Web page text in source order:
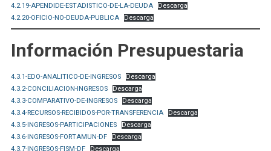
4.2.19-APENDIDE-ESTADISTICO-DE-LA-DEUDA
Descarga
4.2.20-OFICIO-NO-DEUDA-PUBLICA
Descarga
Información Presupuestaria
4.3.1-EDO-ANALITICO-DE-INGRESOS
Descarga
4.3.2-CONCILIACION-INGRESOS
Descarga
4.3.3-COMPARATIVO-DE-INGRESOS
Descarga
4.3.4-RECURSOS-RECIBIDOS-POR-TRANSFERENCIA
Descarga
4.3.5-INGRESOS-PARTICIPACIONES
Descarga
4.3.6-INGRESOS-FORTAMUN-DF
Descarga
4.3.7-INGRESOS-FISM-DF
Descarga